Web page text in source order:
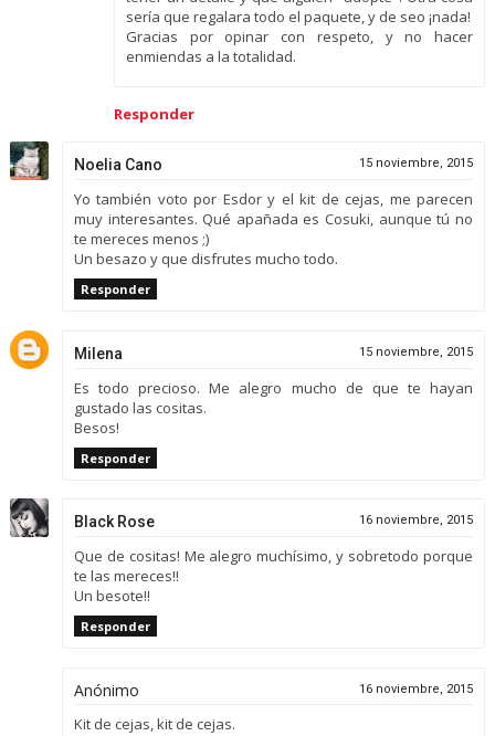
sería que regalara todo el paquete, y de seo ¡nada!
Gracias por opinar con respeto, y no hacer
enmiendas a la totalidad.
Responder
Noelia Cano 15 noviembre, 2015
Yo también voto por Esdor y el kit de cejas, me parecen
muy interesantes. Qué apañada es Cosuki, aunque tú no
te mereces menos ;)
Un besazo y que disfrutes mucho todo.
Responder
Milena 15 noviembre, 2015
Es todo precioso. Me alegro mucho de que te hayan
gustado las cositas.
Besos!
Responder
Black Rose 16 noviembre, 2015
Que de cositas! Me alegro muchísimo, y sobretodo porque
te las mereces!!
Un besote!!
Responder
Anónimo 16 noviembre, 2015
Kit de cejas, kit de cejas.